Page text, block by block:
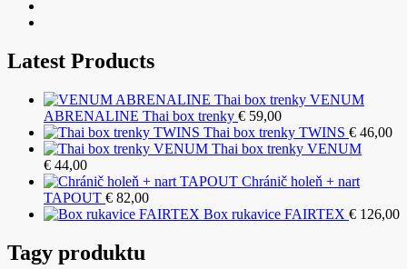
Latest Products
VENUM
ABRENALINE Thai box trenky € 59,00
Thai box trenky TWINS € 46,00
Thai box trenky VENUM
€ 44,00
Chránič holeň + nart
TAPOUT € 82,00
Box rukavice FAIRTEX € 126,00
Tagy produktu